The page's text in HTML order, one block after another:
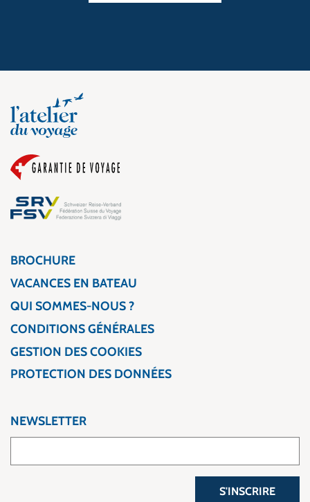
BROCHURE
VACANCES EN BATEAU
QUI SOMMES-NOUS ?
CONDITIONS GÉNÉRALES
GESTION DES COOKIES
PROTECTION DES DONNÉES
NEWSLETTER
S'INSCRIRE